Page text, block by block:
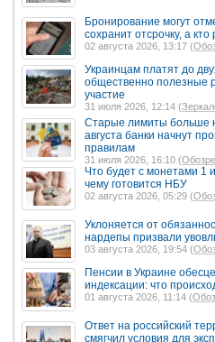
Бронирование могут
сохранит отсрочку, а
02 августа 2026, 13:17 (
Украинцам платят до
общественно полезные
участие
31 июля 2026, 12:14 (
Старые лимиты больше
августа банки начнут
правилам
31 июля 2026, 16:10 (
Что будет с монетами 1
чему готовится НБУ
02 августа 2026, 05:29 (
Уклоняется от
нардепы призвали
03 августа 2026, 19:54 (
Пенсии в Украине
индексации: что
01 августа 2026, 11:14 (
Ответ на российский
смягчил условия для